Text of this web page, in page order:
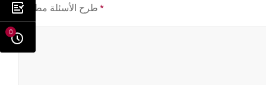
* طرح الأسئلة مطلوب
0